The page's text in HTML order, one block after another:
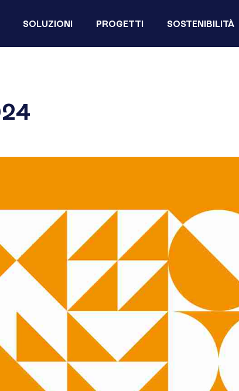
SOLUZIONI PROGETTI SOSTENIBILITÀ